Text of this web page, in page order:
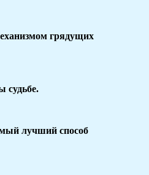
грядущих
судьбе.
лучший способ